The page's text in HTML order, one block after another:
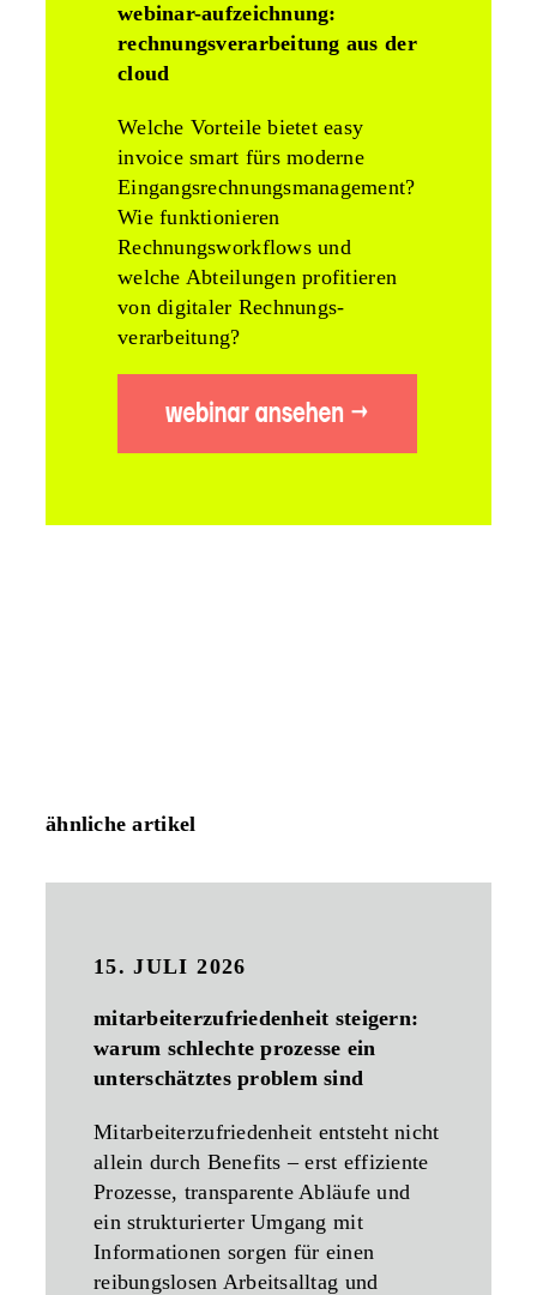
webinar-aufzeichnung:
rechnungsverarbeitung aus der
cloud
Welche Vorteile bietet easy
invoice smart fürs moderne
Eingangs­rechnungs­management?
Wie funktionieren
Rechnungsworkflows und
welche Abteilungen profitieren
von digitaler Rechnungs­
verarbeitung?
ähnliche artikel
15. JULI 2026
mitarbeiterzufriedenheit steigern:
warum schlechte prozesse ein
unterschätztes problem sind
Mitarbeiterzufriedenheit entsteht nicht
allein durch Benefits – erst effiziente
Prozesse, transparente Abläufe und
ein strukturierter Umgang mit
Informationen sorgen für einen
reibungslosen Arbeitsalltag und